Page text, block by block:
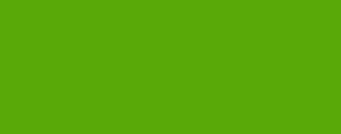
חיבר את סדרת הספרים החשובה 'פניני הלכה', והיא מבין סדרות ספרי ההלכה
העקרונות ההלכתיים, בשילוב רעיונות מחשבתיים להבנת ההלכה וההתחברות הרגשית